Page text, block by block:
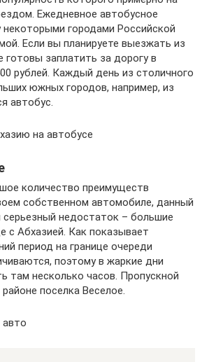
Ежедневное автобусное
городами Российской
Если вы планируете выезжать из
заплатить за дорогу в
рублей. Каждый день из столичного
южных городов, например, из
автобус.
на автобусе
количество преимуществ
собственном автомобиле, данный
недостаток – большие
с Абхазией. Как показывает
период на границе очереди
поэтому в жаркие дни
там несколько часов. Пропускной
поселка Веселое.